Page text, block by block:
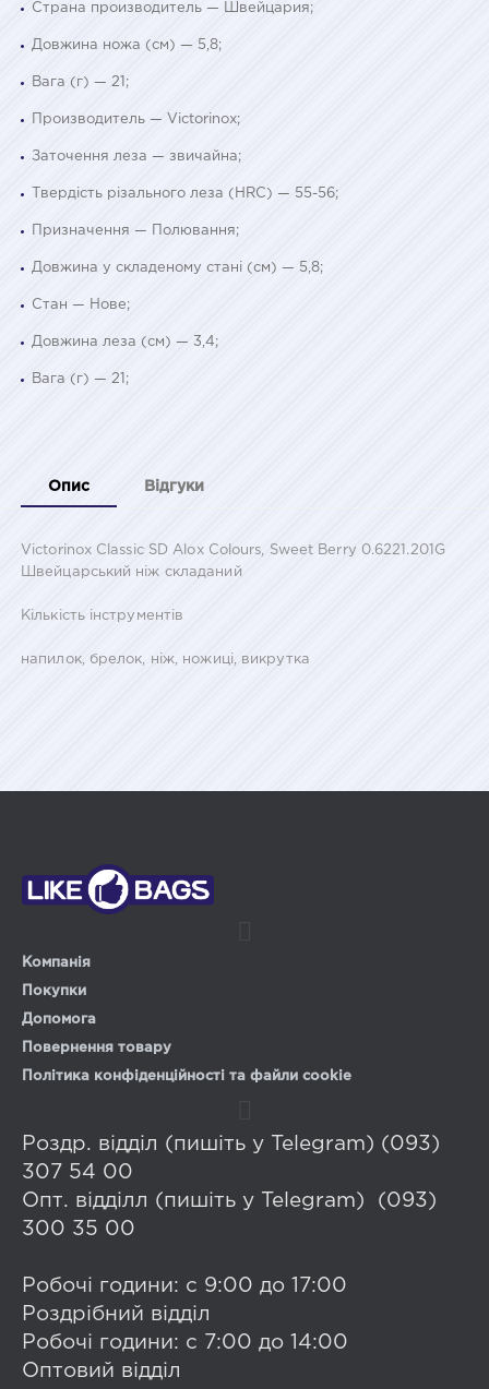
Страна производитель — Швейцария;
Довжина ножа (см) — 5,8;
Вага (г) — 21;
Производитель — Victorinox;
Заточення леза — звичайна;
Твердість різального леза (HRC) — 55-56;
Призначення — Полювання;
Довжина у складеному стані (см) — 5,8;
Стан — Нове;
Довжина леза (см) — 3,4;
Вага (г) — 21;
Опис Відгуки
Victorinox Classic SD Alox Colours, Sweet Berry 0.6221.201G
Швейцарський ніж складаний
Кількість інструментів
напилок, брелок, ніж, ножиці, викрутка
Компанія
Покупки
Допомога
Повернення товару
Політика конфіденційності та файли cookie
Роздр. відділ (пишіть у Telegram) (093)
307 54 00
Опт. відділл (пишіть у Telegram) (093)
300 35 00
Робочі години: с 9:00 до 17:00
Роздрібний відділ
Робочі години: с 7:00 до 14:00
Оптовий відділ